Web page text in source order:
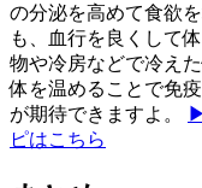
の分泌を高めて食欲
も、血行を良くして
物や冷房などで冷え
体を温めることで免
が期待できますよ。
ピはこちら